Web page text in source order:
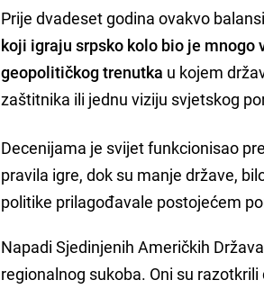
Prije dvadeset godina ovakvo
koji igraju srpsko kolo bio je
geopolitičkog trenutka u kojem
zaštitnika ili jednu viziju svjetskog
Decenijama je svijet funkcionisao
pravila igre, dok su manje države,
politike prilagođavale postojećem
Napadi Sjedinjenih Američkih
regionalnog sukoba. Oni su